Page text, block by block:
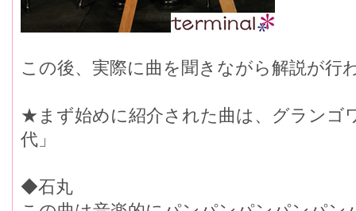
この後、実際に曲を聞きながら解説が行
★まず始めに紹介された曲は、グランゴ
代」
◆石丸